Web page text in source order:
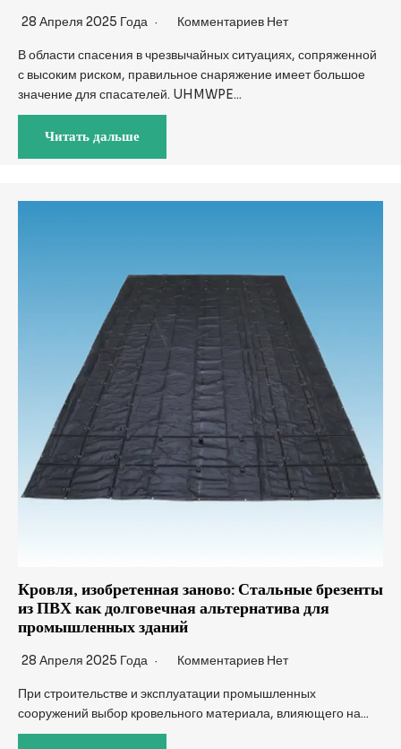
28 Апреля 2025 Года Комментариев Нет
В области спасения в чрезвычайных ситуациях, сопряженной
с высоким риском, правильное снаряжение имеет большое
значение для спасателей. UHMWPE...
Читать дальше
Кровля, изобретенная заново: Стальные брезенты
из ПВХ как долговечная альтернатива для
промышленных зданий
28 Апреля 2025 Года Комментариев Нет
При строительстве и эксплуатации промышленных
сооружений выбор кровельного материала, влияющего на...